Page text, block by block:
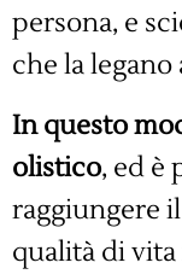
persona, e
che la
In questo
olistico, ed è
raggiungere
qualità di